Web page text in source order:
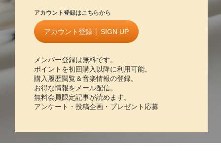
アカウント登録はこちらから
アカウント登録 │ SIGN UP
メンバー登録は無料です。
ポイントを初回購入以降に利用可能。
購入履歴閲覧＆音楽情報の登録。
お得な情報をメール配信。
無料会員限定記事が読めます。
アンケート・投稿企画・プレゼント応募